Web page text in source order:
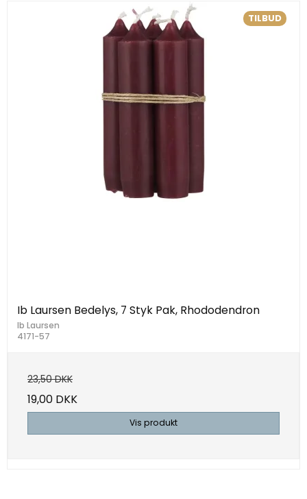
TILBUD
Ib Laursen Bedelys, 7 Styk Pak, Rhododendron
Ib Laursen
4171-57
23,50 DKK
19,00 DKK
Vis produkt